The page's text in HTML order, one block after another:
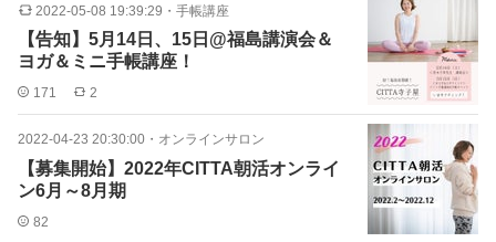
2022-05-08 19:39:29 ・ 手帳講座
【告知】5月14日、15日@福島講演会＆
ヨガ＆ミニ手帳講座！
171 2
2022-04-23 20:30:00 ・ オンラインサロン
【募集開始】2022年CITTA朝活オンライ
ン6月～8月期
82